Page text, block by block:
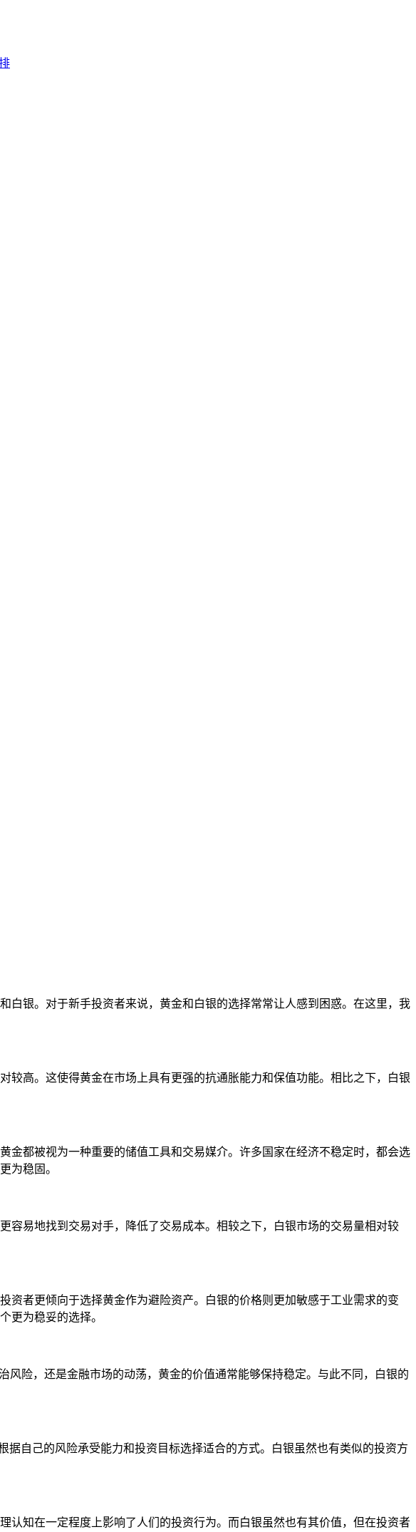
银。对于新手投资者来说，黄金和白银的选择常常让人感到困惑。在这里，我
高。这使得黄金在市场上具有更强的抗通胀能力和保值功能。相比之下，白银
金都被视为一种重要的储值工具和交易媒介。许多国家在经济不稳定时，都会选
为稳固。
容易地找到交易对手，降低了交易成本。相较之下，白银市场的交易量相对较
资者更倾向于选择黄金作为避险资产。白银的价格则更加敏感于工业需求的变
更为稳妥的选择。
险，还是金融市场的动荡，黄金的价值通常能够保持稳定。与此不同，白银的
自己的风险承受能力和投资目标选择适合的方式。白银虽然也有类似的投资方
知在一定程度上影响了人们的投资行为。而白银虽然也有其价值，但在投资者